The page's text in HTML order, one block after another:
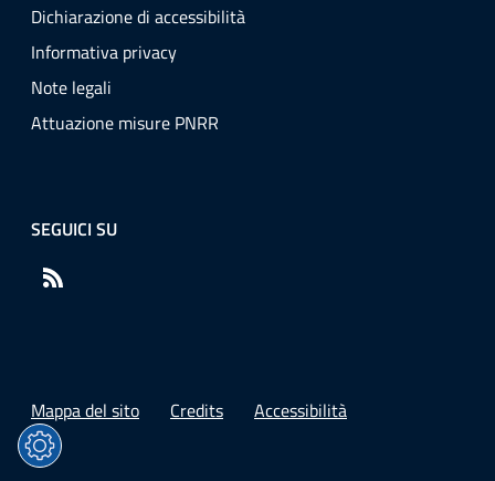
Dichiarazione di accessibilità
Informativa privacy
Note legali
Attuazione misure PNRR
SEGUICI SU
Mappa del sito Credits Accessibilità